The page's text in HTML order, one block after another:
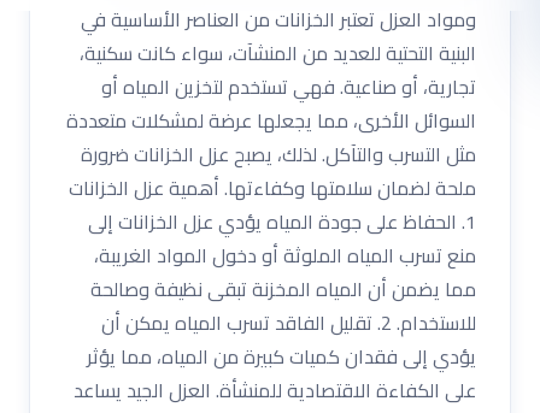
ومواد العزل تعتبر الخزانات من العناصر الأساسية في
البنية التحتية للعديد من المنشآت، سواء كانت سكنية،
تجارية، أو صناعية. فهي تستخدم لتخزين المياه أو
السوائل الأخرى، مما يجعلها عرضة لمشكلات متعددة
مثل التسرب والتآكل. لذلك، يصبح عزل الخزانات ضرورة
ملحة لضمان سلامتها وكفاءتها. أهمية عزل الخزانات
1. الحفاظ على جودة المياه يؤدي عزل الخزانات إلى
منع تسرب المياه الملوثة أو دخول المواد الغريبة،
مما يضمن أن المياه المخزنة تبقى نظيفة وصالحة
للاستخدام. 2. تقليل الفاقد تسرب المياه يمكن أن
يؤدي إلى فقدان كميات كبيرة من المياه، مما يؤثر
على الكفاءة الاقتصادية للمنشأة. العزل الجيد يساعد